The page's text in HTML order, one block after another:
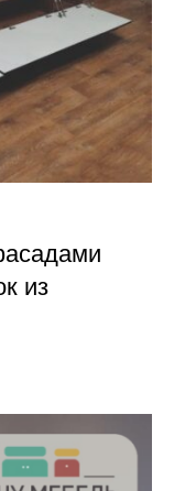
из